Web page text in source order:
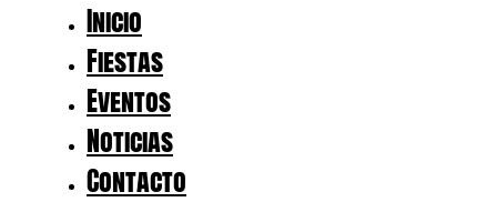
Inicio
Fiestas
Eventos
Noticias
Contacto